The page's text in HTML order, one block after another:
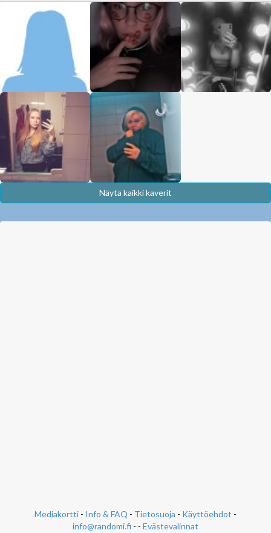
Näytä kaikki kaverit
Mediakortti - Info & FAQ - Tietosuoja - Käyttöehdot -
info@randomi.fi - - Evästevalinnat